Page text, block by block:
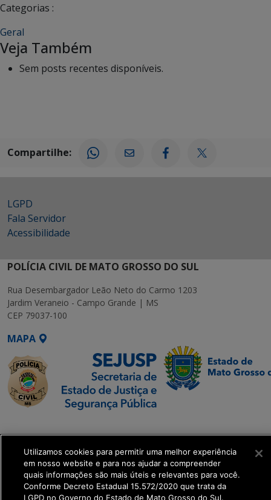
Categorias :
Geral
Veja Também
Sem posts recentes disponíveis.
Compartilhe:
LGPD
Fala Servidor
Acessibilidade
POLÍCIA CIVIL DE MATO GROSSO DO SUL
Rua Desembargador Leão Neto do Carmo 1203
Jardim Veraneio - Campo Grande | MS
CEP 79037-100
MAPA
Executiva de
Transformação Digital
get_footer();
Utilizamos cookies para permitir uma melhor experiência
em nosso website e para nos ajudar a compreender
quais informações são mais úteis e relevantes para você.
Conforme Decreto Estadual 15.572/2020 que trata da
LGPD no Governo do Estado de Mato Grosso do Sul.